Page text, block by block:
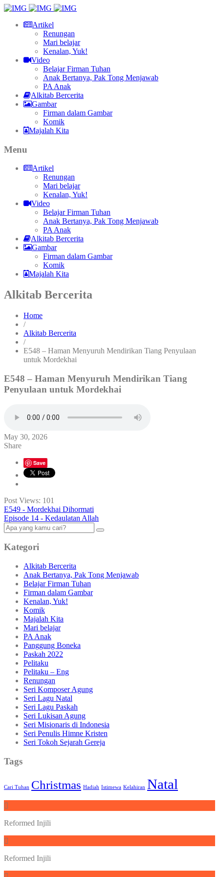
Artikel
Renungan
Mari belajar
Kenalan, Yuk!
Video
Belajar Firman Tuhan
Anak Bertanya, Pak Tong Menjawab
PA Anak
Alkitab Bercerita
Gambar
Firman dalam Gambar
Komik
Majalah Kita
Menu
Artikel
Renungan
Mari belajar
Kenalan, Yuk!
Video
Belajar Firman Tuhan
Anak Bertanya, Pak Tong Menjawab
PA Anak
Alkitab Bercerita
Gambar
Firman dalam Gambar
Komik
Majalah Kita
Alkitab Bercerita
Home
/
Alkitab Bercerita
/
E548 – Haman Menyuruh Mendirikan Tiang Penyulaan
untuk Mordekhai
E548 – Haman Menyuruh Mendirikan Tiang
Penyulaan untuk Mordekhai
May 30, 2026
Share
Save
Post Views: 101
E549 - Mordekhai Dihormati
Episode 14 - Kedaulatan Allah
Kategori
Alkitab Bercerita
Anak Bertanya, Pak Tong Menjawab
Belajar Firman Tuhan
Firman dalam Gambar
Kenalan, Yuk!
Komik
Majalah Kita
Mari belajar
PA Anak
Panggung Boneka
Paskah 2022
Pelitaku
Pelitaku – Eng
Renungan
Seri Komposer Agung
Seri Lagu Natal
Seri Lagu Paskah
Seri Lukisan Agung
Seri Misionaris di Indonesia
Seri Penulis Himne Kristen
Seri Tokoh Sejarah Gereja
Tags
Cari Tuhan Christmas Hadiah Istimewa Kelahiran Natal
Reformed Injili
Reformed Injili